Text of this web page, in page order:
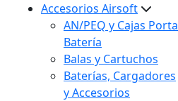
Accesorios Airsoft
AN/PEQ y Cajas Porta
Batería
Balas y Cartuchos
Baterías, Cargadores
y Accesorios